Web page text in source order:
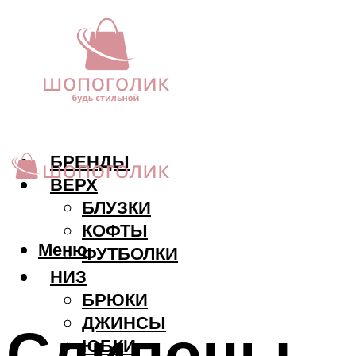
БРЕНДЫ
ВЕРХ
БЛУЗКИ
КОФТЫ
ФУТБОЛКИ
НИЗ
БРЮКИ
ДЖИНСЫ
ЮБКИ
Меню